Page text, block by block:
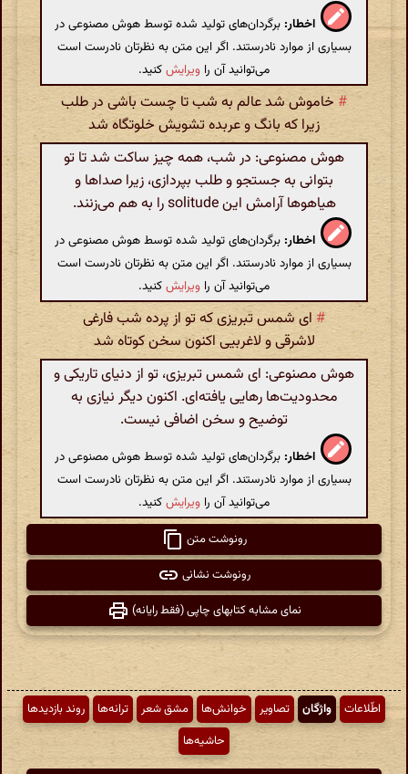
اخطار: برگردان‌های تولید شده توسط هوش مصنوعی در
بسیاری از موارد نادرستند. اگر این متن به نظرتان نادرست است
می‌توانید آن را ویرایشکنید.
# خاموش شد عالم به شب تا چست باشی در طلب
زیرا که بانگ و عربده تشویش خلوتگاه شد
هوش مصنوعی: در شب، همه چیز ساکت شد تا تو
بتوانی به جستجو و طلب بپردازی، زیرا صداها و
هیاهوها آرامش این solitude را به هم می‌زنند.
اخطار: برگردان‌های تولید شده توسط هوش مصنوعی در
بسیاری از موارد نادرستند. اگر این متن به نظرتان نادرست است
می‌توانید آن را ویرایشکنید.
# ای شمس تبریزی که تو از پرده شب فارغی
لاشرقی و لاغربیی اکنون سخن کوتاه شد
هوش مصنوعی: ای شمس تبریزی، تو از دنیای تاریکی و
محدودیت‌ها رهایی یافته‌ای. اکنون دیگر نیازی به
توضیح و سخن اضافی نیست.
اخطار: برگردان‌های تولید شده توسط هوش مصنوعی در
بسیاری از موارد نادرستند. اگر این متن به نظرتان نادرست است
می‌توانید آن را ویرایشکنید.
رونوشت متن
رونوشت نشانی
نمای مشابه کتابهای چاپی (فقط رایانه)
اطّلاعات واژگان تصاویر خوانش‌ها مشق شعر ترانه‌ها
روند بازدیدها
حاشیه‌ها